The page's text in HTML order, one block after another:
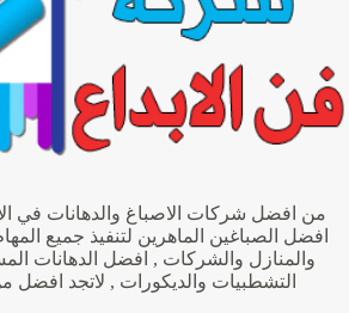
من افضل شركات الاصباغ والدهانات في
افضل الصباغين الماهرين لتنفيذ جميع
والمنازل والشركات , افضل الدهانات
التشطبيات والديكورات , لاتجد افضل